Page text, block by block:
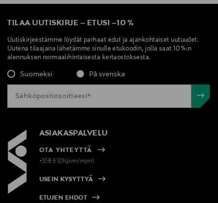
TILAA UUTISKIRJE – ETUSI –10 %
Uutiskirjeestämme löydät parhaat edut ja ajankohtaiset uutuudet.
Uutena tilaajana lähetämme sinulle etukoodin, jolla saat 10 %:n
alennuksen normaalihintaisesta kertaostoksesta.
Suomeksi På svenska
ASIAKASPALVELU
OTA YHTEYTTÄ
+358 9 1211(pvm/mpm)
USEIN KYSYTTYÄ
ETUJEN EHDOT